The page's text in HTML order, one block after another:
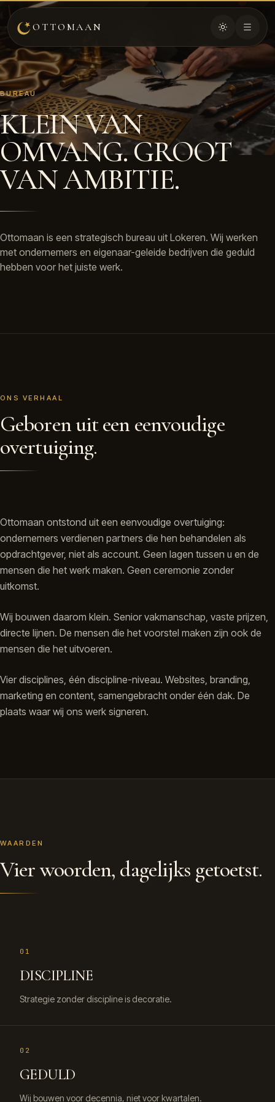
OTTOMAAN
BUREAU
KLEIN VAN
OMVANG. GROOT
VAN AMBITIE.
Ottomaan is een strategisch bureau uit Lokeren. Wij werken
met ondernemers en eigenaar-geleide bedrijven die geduld
hebben voor het juiste werk.
ONS VERHAAL
Geboren uit een eenvoudige
overtuiging.
Ottomaan ontstond uit een eenvoudige overtuiging:
ondernemers verdienen partners die hen behandelen als
opdrachtgever, niet als account. Geen lagen tussen u en de
mensen die het werk maken. Geen ceremonie zonder
uitkomst.
Wij bouwen daarom klein. Senior vakmanschap, vaste prijzen,
directe lijnen. De mensen die het voorstel maken zijn ook de
mensen die het uitvoeren.
Vier disciplines, één discipline-niveau. Websites, branding,
marketing en content, samengebracht onder één dak. De
plaats waar wij ons werk signeren.
WAARDEN
Vier woorden, dagelijks getoetst.
01
DISCIPLINE
Strategie zonder discipline is decoratie.
02
GEDULD
Wij bouwen voor decennia, niet voor kwartalen.